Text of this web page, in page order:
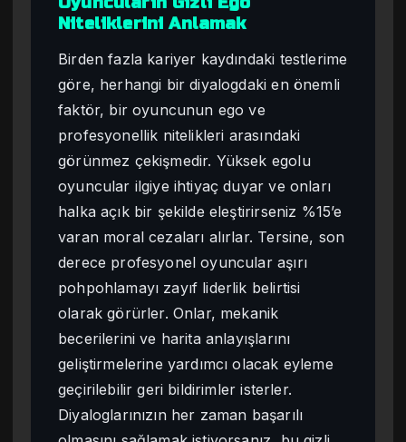
Niteliklerini Anlamak
Birden fazla kariyer kaydındaki testlerime
göre, herhangi bir diyalogdaki en önemli
faktör, bir oyuncunun ego ve
profesyonellik nitelikleri arasındaki
görünmez çekişmedir. Yüksek egolu
oyuncular ilgiye ihtiyaç duyar ve onları
halka açık bir şekilde eleştirirseniz %15’e
varan moral cezaları alırlar. Tersine, son
derece profesyonel oyuncular aşırı
pohpohlamayı zayıf liderlik belirtisi
olarak görürler. Onlar, mekanik
becerilerini ve harita anlayışlarını
geliştirmelerine yardımcı olacak eyleme
geçirilebilir geri bildirimler isterler.
Diyaloglarınızın her zaman başarılı